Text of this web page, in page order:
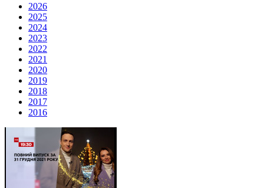
2026
2025
2024
2023
2022
2021
2020
2019
2018
2017
2016